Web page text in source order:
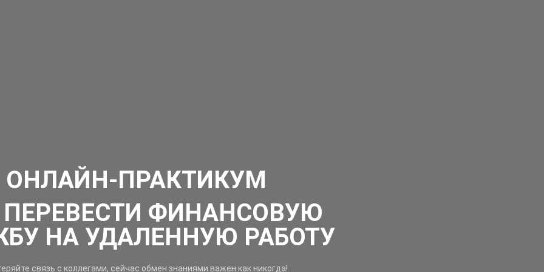
ОНЛАЙН-ПРАКТИКУМ
ПЕРЕВЕСТИ ФИНАНСОВУЮ
НА УДАЛЕННУЮ РАБОТУ
связь с коллегами, сейчас обмен знаниями важен как никогда!